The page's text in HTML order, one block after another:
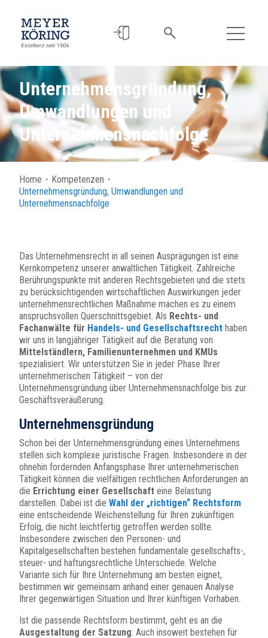
Unternehmensgründung,
Umwandlungen und
Unternehmensnachfolge
Home ・ Kompetenzen ・
Unternehmensgründung, Umwandlungen und
Unternehmensnachfolge
Das Unternehmensrecht in all seinen Ausprägungen ist eine
Kernkompetenz unserer anwaltlichen Tätigkeit. Zahlreiche
Berührungspunkte mit anderen Rechtsgebieten und die stets
zu berücksichtigenden wirtschaftlichen Auswirkungen jeder
unternehmensrechtlichen Maßnahme machen es zu einem
anspruchsvollen Querschnittsgebiet. Als Rechts- und
Fachanwälte für Handels- und Gesellschaftsrecht haben
wir uns in langjähriger Tätigkeit auf die Beratung von
Mittelständlern, Familienunternehmen und KMUs
spezialisiert. Wir unterstützen Sie in jeder Phase Ihrer
unternehmerischen Tätigkeit – von der
Unternehmensgründung über Unternehmensnachfolge bis zur
Geschäftsveräußerung.
Unternehmensgründung
Schon bei der Unternehmensgründung eines Unternehmens
stellen sich komplexe juristische Fragen. Insbesondere in der
ohnehin fordernden Anfangsphase Ihrer unternehmerischen
Tätigkeit können die vielfältigen rechtlichen Anforderungen an
die Errichtung einer Gesellschaft eine Belastung
darstellen. Dabei ist die Wahl der „richtigen“ Rechtsform
eine entscheidende Weichenstellung für Ihren zukünftigen
Erfolg, die nicht leichtfertig getroffen werden sollte.
Insbesondere zwischen den Personen- und
Kapitalgesellschaften bestehen fundamentale gesellschafts-,
steuer- und haftungsrechtliche Unterschiede. Welche
Variante sich für Ihre Unternehmung am besten eignet,
bestimmen wir gemeinsam anhand einer genauen Analyse
Ihrer gegenwärtigen Situation und Ihrer künftigen Vorhaben.
Ist die passende Rechtsform bestimmt, geht es an die
Ausgestaltung der Satzung: Auch insoweit bestehen für